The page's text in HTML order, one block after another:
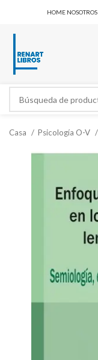
HOME NOSOTROS
Casa Psicología O-V